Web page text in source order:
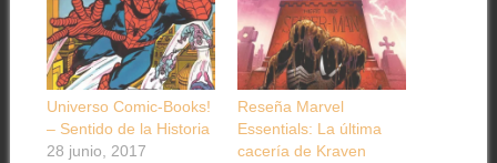
Universo Comic-Books!
– Sentido de la Historia
28 junio, 2017
Reseña Marvel
Essentials: La última
cacería de Kraven